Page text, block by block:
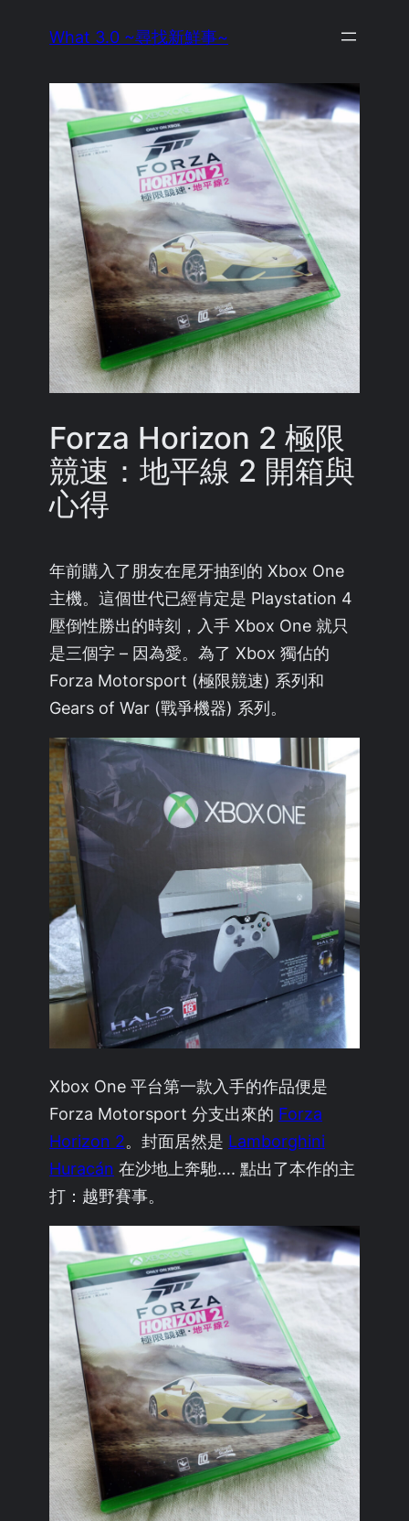
What 3.0 ~尋找新鮮事~
Forza Horizon 2 極限
競速：地平線 2 開箱與
心得
年前購入了朋友在尾牙抽到的 Xbox One
主機。這個世代已經肯定是 Playstation 4
壓倒性勝出的時刻，入手 Xbox One 就只
是三個字 – 因為愛。為了 Xbox 獨佔的
Forza Motorsport (極限競速) 系列和
Gears of War (戰爭機器) 系列。
Xbox One 平台第一款入手的作品便是
Forza Motorsport 分支出來的 Forza
Horizon 2。封面居然是 Lamborghini
Huracán 在沙地上奔馳…. 點出了本作的主
打：越野賽事。